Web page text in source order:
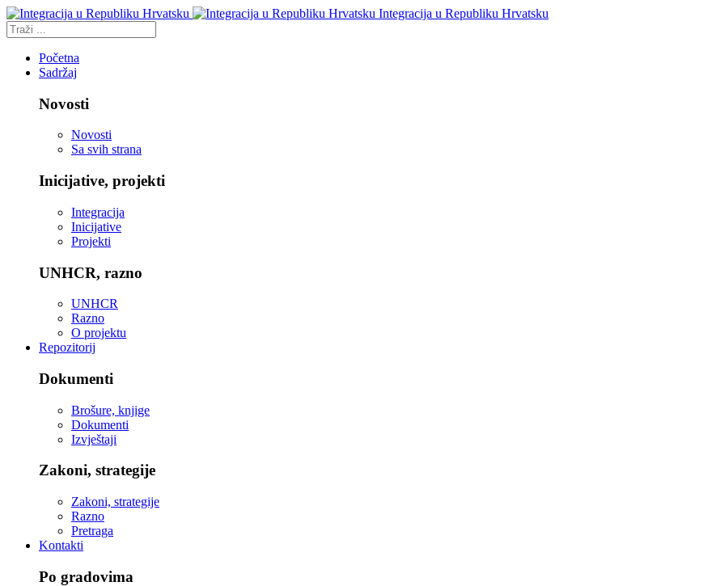
Integracija u Republiku Hrvatsku
Početna
Sadržaj
Novosti
Novosti
Sa svih strana
Inicijative, projekti
Integracija
Inicijative
Projekti
UNHCR, razno
UNHCR
Razno
O projektu
Repozitorij
Dokumenti
Brošure, knjige
Dokumenti
Izvještaji
Zakoni, strategije
Zakoni, strategije
Razno
Pretraga
Kontakti
Po gradovima